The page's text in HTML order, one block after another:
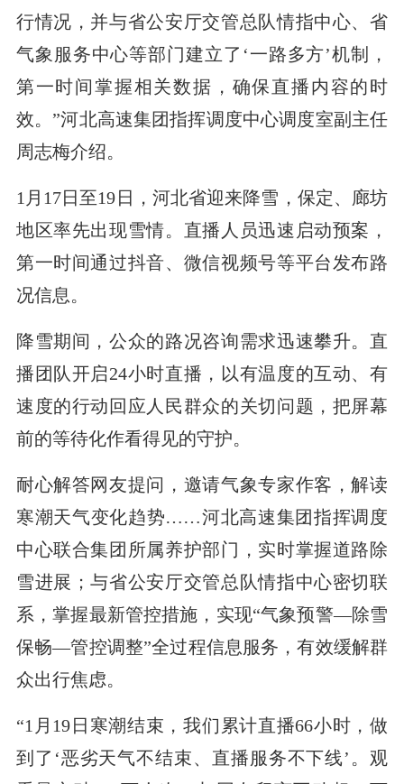
行情况，并与省公安厅交管总队情指中心、省
气象服务中心等部门建立了‘一路多方’机制，
第一时间掌握相关数据，确保直播内容的时
效。”河北高速集团指挥调度中心调度室副主任
周志梅介绍。
1月17日至19日，河北省迎来降雪，保定、廊坊
地区率先出现雪情。直播人员迅速启动预案，
第一时间通过抖音、微信视频号等平台发布路
况信息。
降雪期间，公众的路况咨询需求迅速攀升。直
播团队开启24小时直播，以有温度的互动、有
速度的行动回应人民群众的关切问题，把屏幕
前的等待化作看得见的守护。
耐心解答网友提问，邀请气象专家作客，解读
寒潮天气变化趋势……河北高速集团指挥调度
中心联合集团所属养护部门，实时掌握道路除
雪进展；与省公安厅交管总队情指中心密切联
系，掌握最新管控措施，实现“气象预警—除雪
保畅—管控调整”全过程信息服务，有效缓解群
众出行焦虑。
“1月19日寒潮结束，我们累计直播66小时，做
到了‘恶劣天气不结束、直播服务不下线’。观